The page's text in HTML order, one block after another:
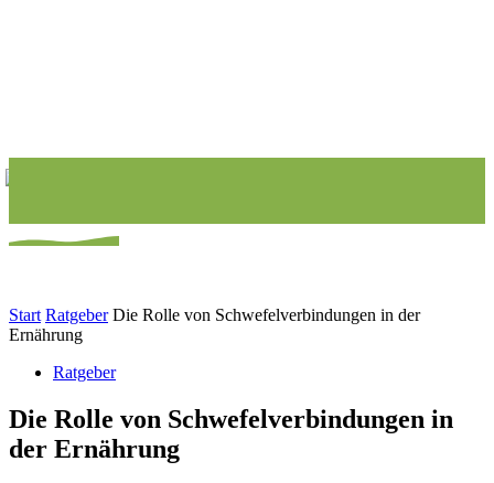
Start Ratgeber Die Rolle von Schwefelverbindungen in der
Ernährung
Ratgeber
Die Rolle von Schwefelverbindungen in
der Ernährung